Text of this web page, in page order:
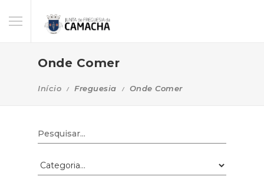
Onde Comer
Início Freguesia Onde Comer